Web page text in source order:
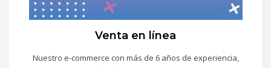
Venta en línea
Nuestro e-commerce con más de 6 años de experiencia,